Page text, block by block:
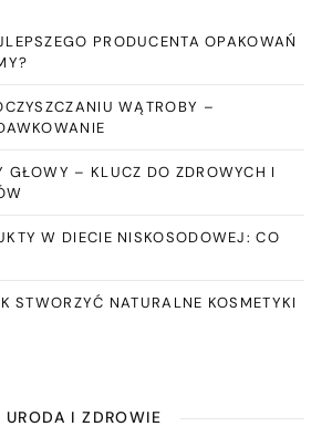
PRODUCENTA OPAKOWAŃ
WĄTROBY –
GŁOWY – KLUCZ DO ZDROWYCH I
W DIECIE NISKOSODOWEJ: CO
STWORZYĆ NATURALNE KOSMETYKI
URODA I ZDROWIE